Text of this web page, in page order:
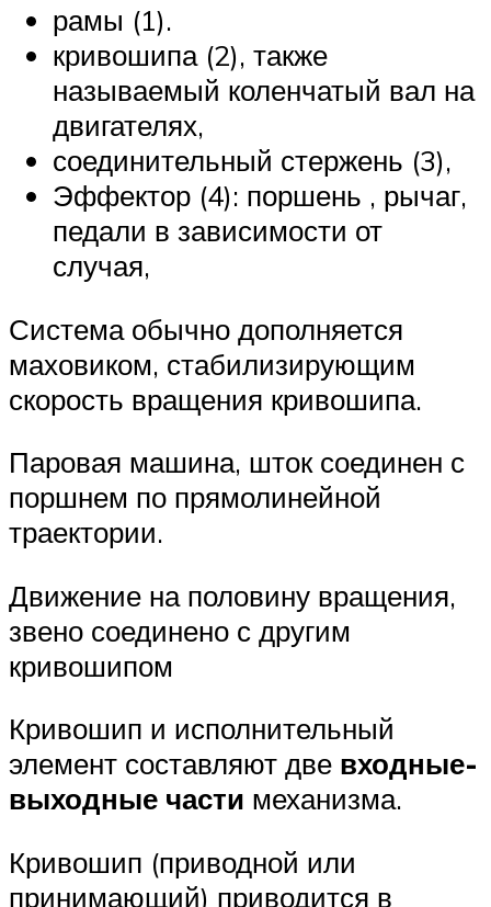
рамы (1).
кривошипа (2), также
называемый коленчатый вал на
двигателях,
соединительный стержень (3),
Эффектор (4): поршень , рычаг,
педали в зависимости от
случая,
Система обычно дополняется
маховиком, стабилизирующим
скорость вращения кривошипа.
Паровая машина, шток соединен с
поршнем по прямолинейной
траектории.
Движение на половину вращения,
звено соединено с другим
кривошипом
Кривошип и исполнительный
элемент составляют две входные-
выходные части механизма.
Кривошип (приводной или
принимающий) приводится в